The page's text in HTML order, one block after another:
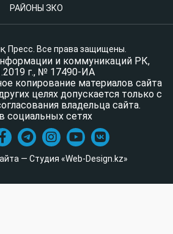
РАЙОНЫ ЗКО
Пресс. Все права защищены.
и коммуникаций РК,
г., № 17490-ИА
копирование материалов сайта
целях допускается только с
владельца сайта.
социальных сетях
— Студия «Web-Design.kz»